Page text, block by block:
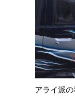
アライ派